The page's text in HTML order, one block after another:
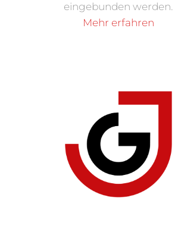
eingebunden werden.
Mehr erfahren